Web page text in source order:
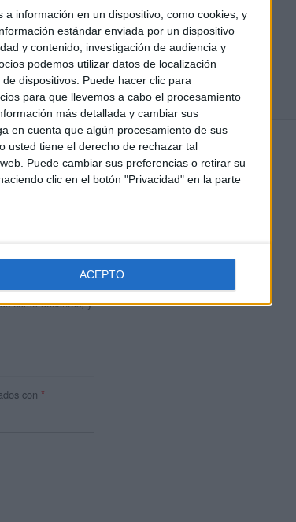
a información en un dispositivo, como cookies, y
estándar enviada por un dispositivo
y contenido, investigación de audiencia y
podemos utilizar datos de localización
dispositivos. Puede hacer clic para
para que llevemos a cabo el procesamiento
más detallada y cambiar sus
en cuenta que algún procesamiento de sus
usted tiene el derecho de rechazar tal
Puede cambiar sus preferencias o retirar su
clic en el botón "Privacidad" en la parte
ACEPTO
Ginés y
encontramos
como docentes, y
con *